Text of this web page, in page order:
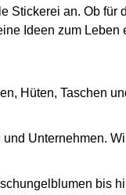
Stickerei an. Ob
Ideen zum Leben
Hüten, Taschen
und Unternehmen.
bis